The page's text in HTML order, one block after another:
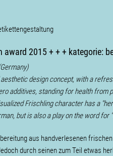
2015 + + + kategorie:
design concept, with a
additives, standing for health
Frischling character has a
but is also a play on the word for
aus handverlesenen
durch seinen zum Teil etwas